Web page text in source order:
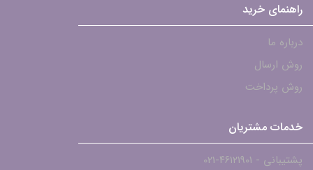
راهنمای خرید
درباره ما
روش ارسال
روش پرداخت
خدمات مشتریان
پشتیبانی - ۴۶۱۲۱۹۰۱-021